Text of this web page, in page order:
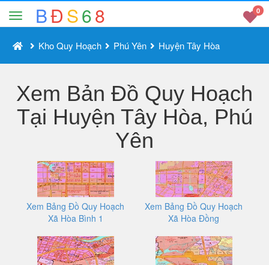
BĐS68 0
Kho Quy Hoạch Phú Yên Huyện Tây Hòa
Xem Bản Đồ Quy Hoạch
Tại Huyện Tây Hòa, Phú
Yên
Xem Bảng Đồ Quy Hoạch
Xã Hòa Bình 1
Xem Bảng Đồ Quy Hoạch
Xã Hòa Đồng